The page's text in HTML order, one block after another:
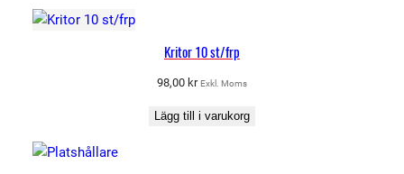
Kritor 10 st/frp
98,00 kr Exkl. Moms
Lägg till i varukorg